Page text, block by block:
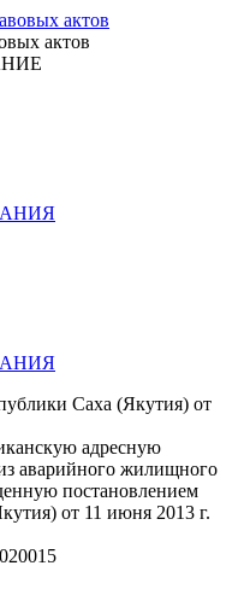
актов
Саха (Якутия) от
адресную
аварийного жилищного
постановлением
от 11 июня 2013 г.